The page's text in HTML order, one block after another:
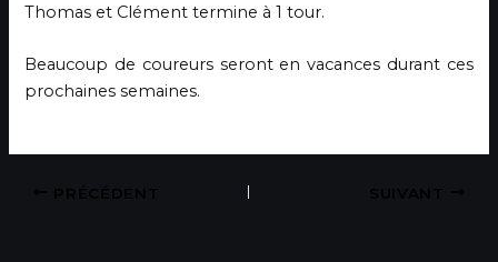
Thomas et Clément termine à 1 tour.
Beaucoup de coureurs seront en vacances durant ces
prochaines semaines.